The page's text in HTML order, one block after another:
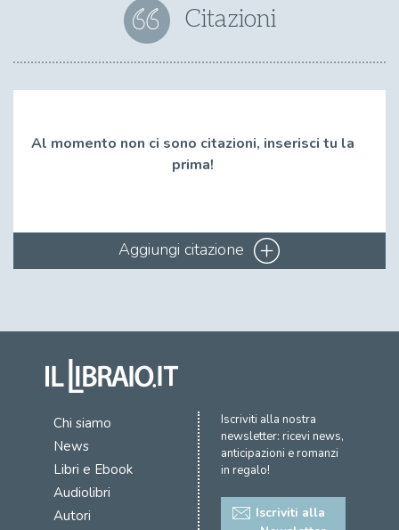
Citazioni
Al momento non ci sono citazioni, inserisci tu la
prima!
Aggiungi citazione
Chi siamo
News
Libri e Ebook
Audiolibri
Autori
Iscriviti alla nostra
newsletter: ricevi news,
anticipazioni e romanzi
in regalo!
Iscriviti alla